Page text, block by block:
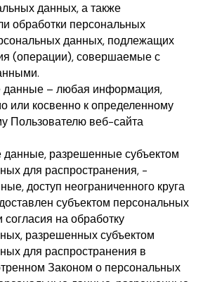
данных, а также
обработки персональных
данных, подлежащих
(операции), совершаемые с
данные – любая информация,
или косвенно к определенному
Пользователю веб-сайта
разрешенные субъектом
для распространения, -
доступ неограниченного круга
субъектом персональных
на обработку
разрешенных субъектом
для распространения в
Законом о персональных